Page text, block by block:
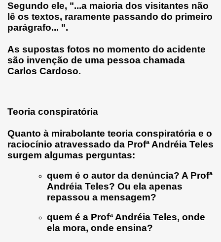
Segundo ele, "...a maioria dos visitantes não
lê os textos, raramente passando do primeiro
parágrafo... ".
As supostas fotos no momento do acidente
são invenção de uma pessoa chamada
Carlos Cardoso.
Teoria conspiratória
Quanto à mirabolante teoria conspiratória e o
raciocínio atravessado da Profª Andréia Teles
surgem algumas perguntas:
quem é o autor da denúncia? A Profª
Andréia Teles? Ou ela apenas
repassou a mensagem?
quem é a Profª Andréia Teles, onde
ela mora, onde ensina?